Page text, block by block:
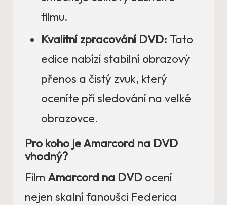
filmu.
Kvalitní zpracování DVD: Tato
edice nabízí stabilní obrazový
přenos a čistý zvuk, který
oceníte při sledování na velké
obrazovce.
Pro koho je Amarcord na DVD
vhodný?
Film Amarcord na DVD ocení
nejen skalní fanoušci Federica